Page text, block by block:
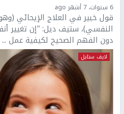
6 سنوات، 7 أشهر ago
قول خبير في العلاج الإيحائي
النفسي)، ستيف ديل: "إن تغيير
دون الفهم الصحيح لكيفية عمل ...
لايف ستايل